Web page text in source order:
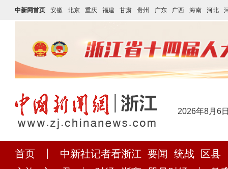
中新网首页 安徽 北京 重庆 福建 甘肃 贵州 广东 广西 海南 河北
2026年8月6
首页 中新社记者看浙江 要闻 统战
区县